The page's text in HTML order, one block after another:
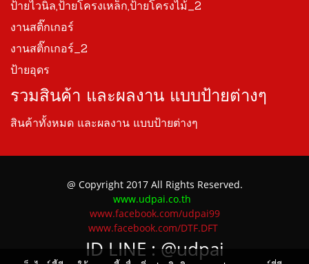
ป้ายไวนิล,ป้ายโครงเหล็ก,ป้ายโครงไม้_2
งานสติ๊กเกอร์
งานสติ๊กเกอร์_2
ป้ายอุดร
รวมสินค้า และผลงาน แบบป้ายต่างๆ
สินค้าทั้งหมด และผลงาน แบบป้ายต่างๆ
@ Copyright 2017 All Rights Reserved.
www.udpai.co.th
www.facebook.com/udpai99
www.facebook.com/DTF.DFT
ID LINE : @udpai